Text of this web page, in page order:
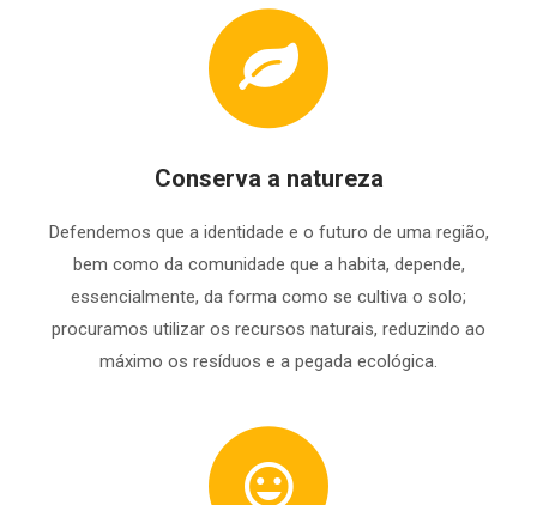
Conserva a natureza
Defendemos que a identidade e o futuro de uma região,
bem como da comunidade que a habita, depende,
essencialmente, da forma como se cultiva o solo;
procuramos utilizar os recursos naturais, reduzindo ao
máximo os resíduos e a pegada ecológica.